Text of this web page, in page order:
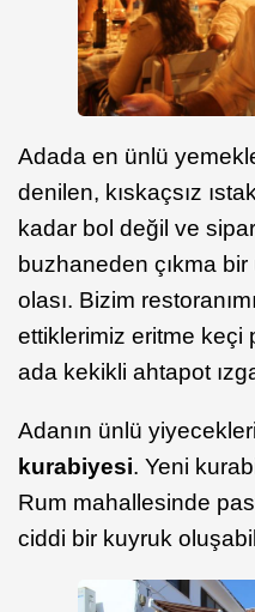
Adada en ünlü
denilen, kıskaçsız
kadar bol değil ve
buzhaneden çıkma bir
olası. Bizim
ettiklerimiz eritme keçi
ada kekikli ahtapot
Adanın ünlü
kurabiyesi. Yeni
Rum mahallesinde
ciddi bir kuyruk